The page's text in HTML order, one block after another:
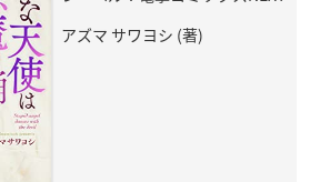
アズマ サワヨシ (著)